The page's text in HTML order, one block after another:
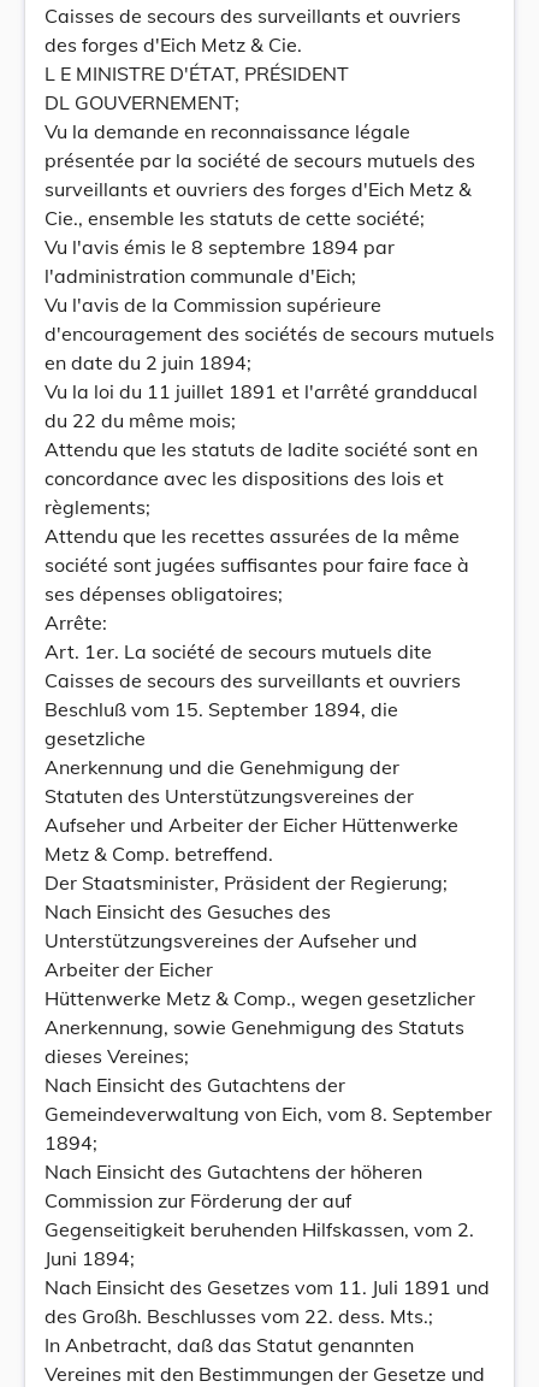
Caisses de secours des surveillants et ouvriers
des forges d'Eich Metz & Cie.
L E MINISTRE D'ÉTAT, PRÉSIDENT
DL GOUVERNEMENT;
Vu la demande en reconnaissance légale
présentée par la société de secours mutuels des
surveillants et ouvriers des forges d'Eich Metz &
Cie., ensemble les statuts de cette société;
Vu l'avis émis le 8 septembre 1894 par
l'administration communale d'Eich;
Vu l'avis de la Commission supérieure
d'encouragement des sociétés de secours mutuels
en date du 2 juin 1894;
Vu la loi du 11 juillet 1891 et l'arrêté grandducal
du 22 du même mois;
Attendu que les statuts de ladite société sont en
concordance avec les dispositions des lois et
règlements;
Attendu que les recettes assurées de la même
société sont jugées suffisantes pour faire face à
ses dépenses obligatoires;
Arrête:
Art. 1er. La société de secours mutuels dite
Caisses de secours des surveillants et ouvriers
Beschluß vom 15. September 1894, die
gesetzliche
Anerkennung und die Genehmigung der
Statuten des Unterstützungsvereines der
Aufseher und Arbeiter der Eicher Hüttenwerke
Metz & Comp. betreffend.
Der Staatsminister, Präsident der Regierung;
Nach Einsicht des Gesuches des
Unterstützungsvereines der Aufseher und
Arbeiter der Eicher
Hüttenwerke Metz & Comp., wegen gesetzlicher
Anerkennung, sowie Genehmigung des Statuts
dieses Vereines;
Nach Einsicht des Gutachtens der
Gemeindeverwaltung von Eich, vom 8. September
1894;
Nach Einsicht des Gutachtens der höheren
Commission zur Förderung der auf
Gegenseitigkeit beruhenden Hilfskassen, vom 2.
Juni 1894;
Nach Einsicht des Gesetzes vom 11. Juli 1891 und
des Großh. Beschlusses vom 22. dess. Mts.;
In Anbetracht, daß das Statut genannten
Vereines mit den Bestimmungen der Gesetze und